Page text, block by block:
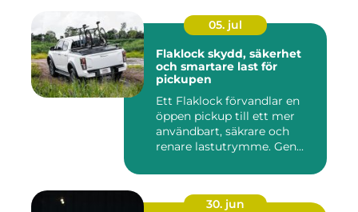
05. jul
Flaklock skydd, säkerhet
och smartare last för
pickupen
Ett Flaklock förvandlar en
öppen pickup till ett mer
användbart, säkrare och
renare lastutrymme. Gen...
30. jun